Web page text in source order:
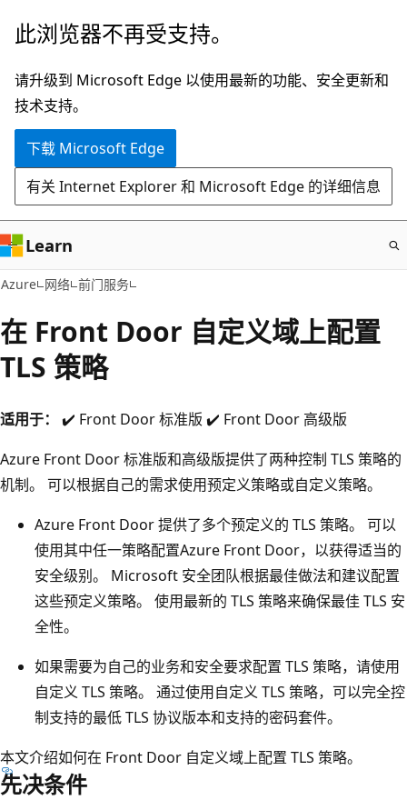
跳
主
要
内
此浏览器不再受支持。
请升级到 Microsoft Edge 以使用最新的功能、安全更新和
技术支持。
下载 Microsoft Edge
有关 Internet Explorer 和 Microsoft Edge 的详细信息
Learn
Azure 网络 前门服务
在 Front Door 自定义域上配置
TLS 策略
适用于：
✔️ Front Door 标准版 ✔️ Front Door 高级版
Azure Front Door 标准版和高级版提供了两种控制 TLS 策略的
机制。 可以根据自己的需求使用预定义策略或自定义策略。
Azure Front Door 提供了多个预定义的 TLS 策略。 可以
使用其中任一策略配置Azure Front Door，以获得适当的
安全级别。 Microsoft 安全团队根据最佳做法和建议配置
这些预定义策略。 使用最新的 TLS 策略来确保最佳 TLS 安
全性。
如果需要为自己的业务和安全要求配置 TLS 策略，请使用
自定义 TLS 策略。 通过使用自定义 TLS 策略，可以完全控
制支持的最低 TLS 协议版本和支持的密码套件。
本文介绍如何在 Front Door 自定义域上配置 TLS 策略。
先决条件